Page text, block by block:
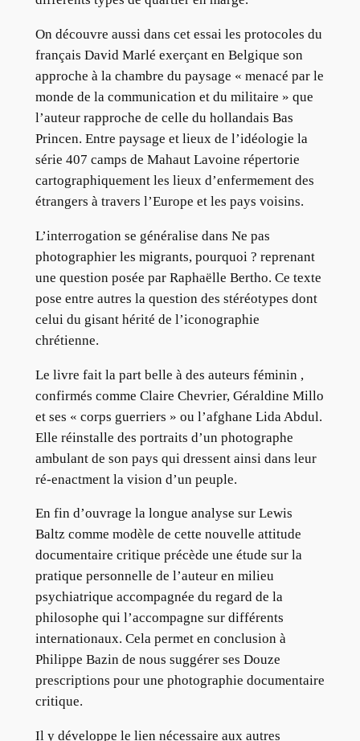
On découvre aussi dans cet essai les protocoles du
français David Marlé exerçant en Belgique son
approche à la chambre du paysage « menacé par le
monde de la communication et du militaire » que
l’auteur rapproche de celle du hollandais Bas
Princen. Entre paysage et lieux de l’idéologie la
série 407 camps de Mahaut Lavoine répertorie
cartographiquement les lieux d’enfermement des
étrangers à travers l’Europe et les pays voisins.
L’interrogation se généralise dans Ne pas
photographier les migrants, pourquoi ? reprenant
une question posée par Raphaëlle Bertho. Ce texte
pose entre autres la question des stéréotypes dont
celui du gisant hérité de l’iconographie
chrétienne.
Le livre fait la part belle à des auteurs féminin ,
confirmés comme Claire Chevrier, Géraldine Millo
et ses « corps guerriers » ou l’afghane Lida Abdul.
Elle réinstalle des portraits d’un photographe
ambulant de son pays qui dressent ainsi dans leur
ré-enactment la vision d’un peuple.
En fin d’ouvrage la longue analyse sur Lewis
Baltz comme modèle de cette nouvelle attitude
documentaire critique précède une étude sur la
pratique personnelle de l’auteur en milieu
psychiatrique accompagnée du regard de la
philosophe qui l’accompagne sur différents
internationaux. Cela permet en conclusion à
Philippe Bazin de nous suggérer ses Douze
prescriptions pour une photographie documentaire
critique.
Il y développe le lien nécessaire aux autres